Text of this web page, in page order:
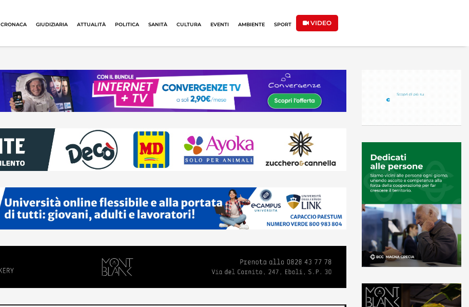
CRONACA GIUDIZIARIA ATTUALITÀ POLITICA SANITÀ CULTURA EVENTI AMBIENTE SPORT VIDEO